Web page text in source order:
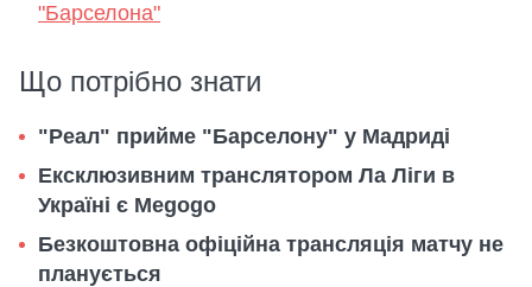
"Барселона"
Що потрібно знати
"Реал" прийме "Барселону" у Мадриді
Ексклюзивним транслятором Ла Ліги в
Україні є Megogo
Безкоштовна офіційна трансляція матчу не
планується